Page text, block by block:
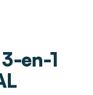
en-1